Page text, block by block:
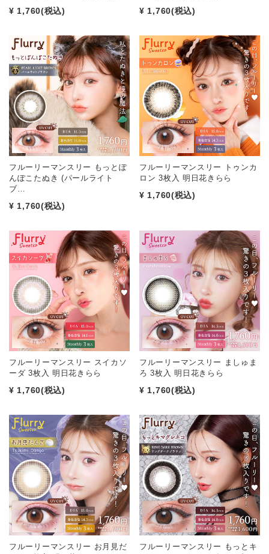
¥ 1,760(税込) ¥ 1,760(税込)
フルーリーマンスリー もっとぽ
んぽこたぬき (パールライト
ブ…
¥ 1,760(税込)
フルーリーマンスリー トゥンカ
ロン 3枚入 明日花きらら
¥ 1,760(税込)
フルーリーマンスリー スイカソ
ーダ 3枚入 明日花きらら
¥ 1,760(税込)
フルーリーマンスリー ましゅま
ろ 3枚入 明日花きらら
¥ 1,760(税込)
フルーリーマンスリー お月見だ
フルーリーマンスリー もっとキ